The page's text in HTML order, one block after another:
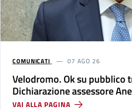
COMUNICATI 07 AGO 26
Velodromo. Ok su pubblico
Dichiarazione assessore
VAI ALLA PAGINA